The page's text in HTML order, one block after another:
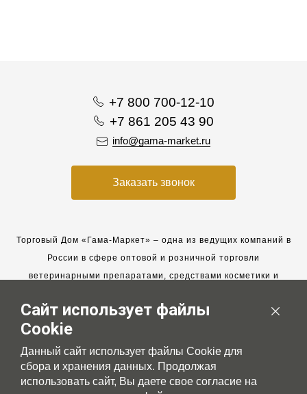
+7 800 700-12-10
+7 861 205 43 90
info@gama-market.ru
Заказать звонок
Торговый Дом «Гама-Маркет» – одна из ведущих компаний в
России в сфере оптовой и розничной торговли
ветеринарными препаратами, средствами косметики и
Мы работаем с 2005 года. Мы приглашаем к сотрудничеству
новых клиентов и всегда рассчитываем на взаимовыгодные,
долгосрочные партнерские отношения.
Сайт использует файлы
Cookie
Данный сайт использует файлы Cookie для
сбора и хранения данных. Продолжая
использовать сайт, Вы даете свое согласие на